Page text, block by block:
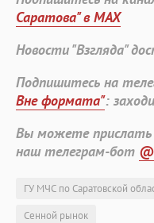
Саратова" в MAX
Новости "Взгляда"
Подпишитесь на
Вне формата":
Вы можете прислать
наш телеграм-бот
ГУ МЧС по Саратовской
Сенной рынок